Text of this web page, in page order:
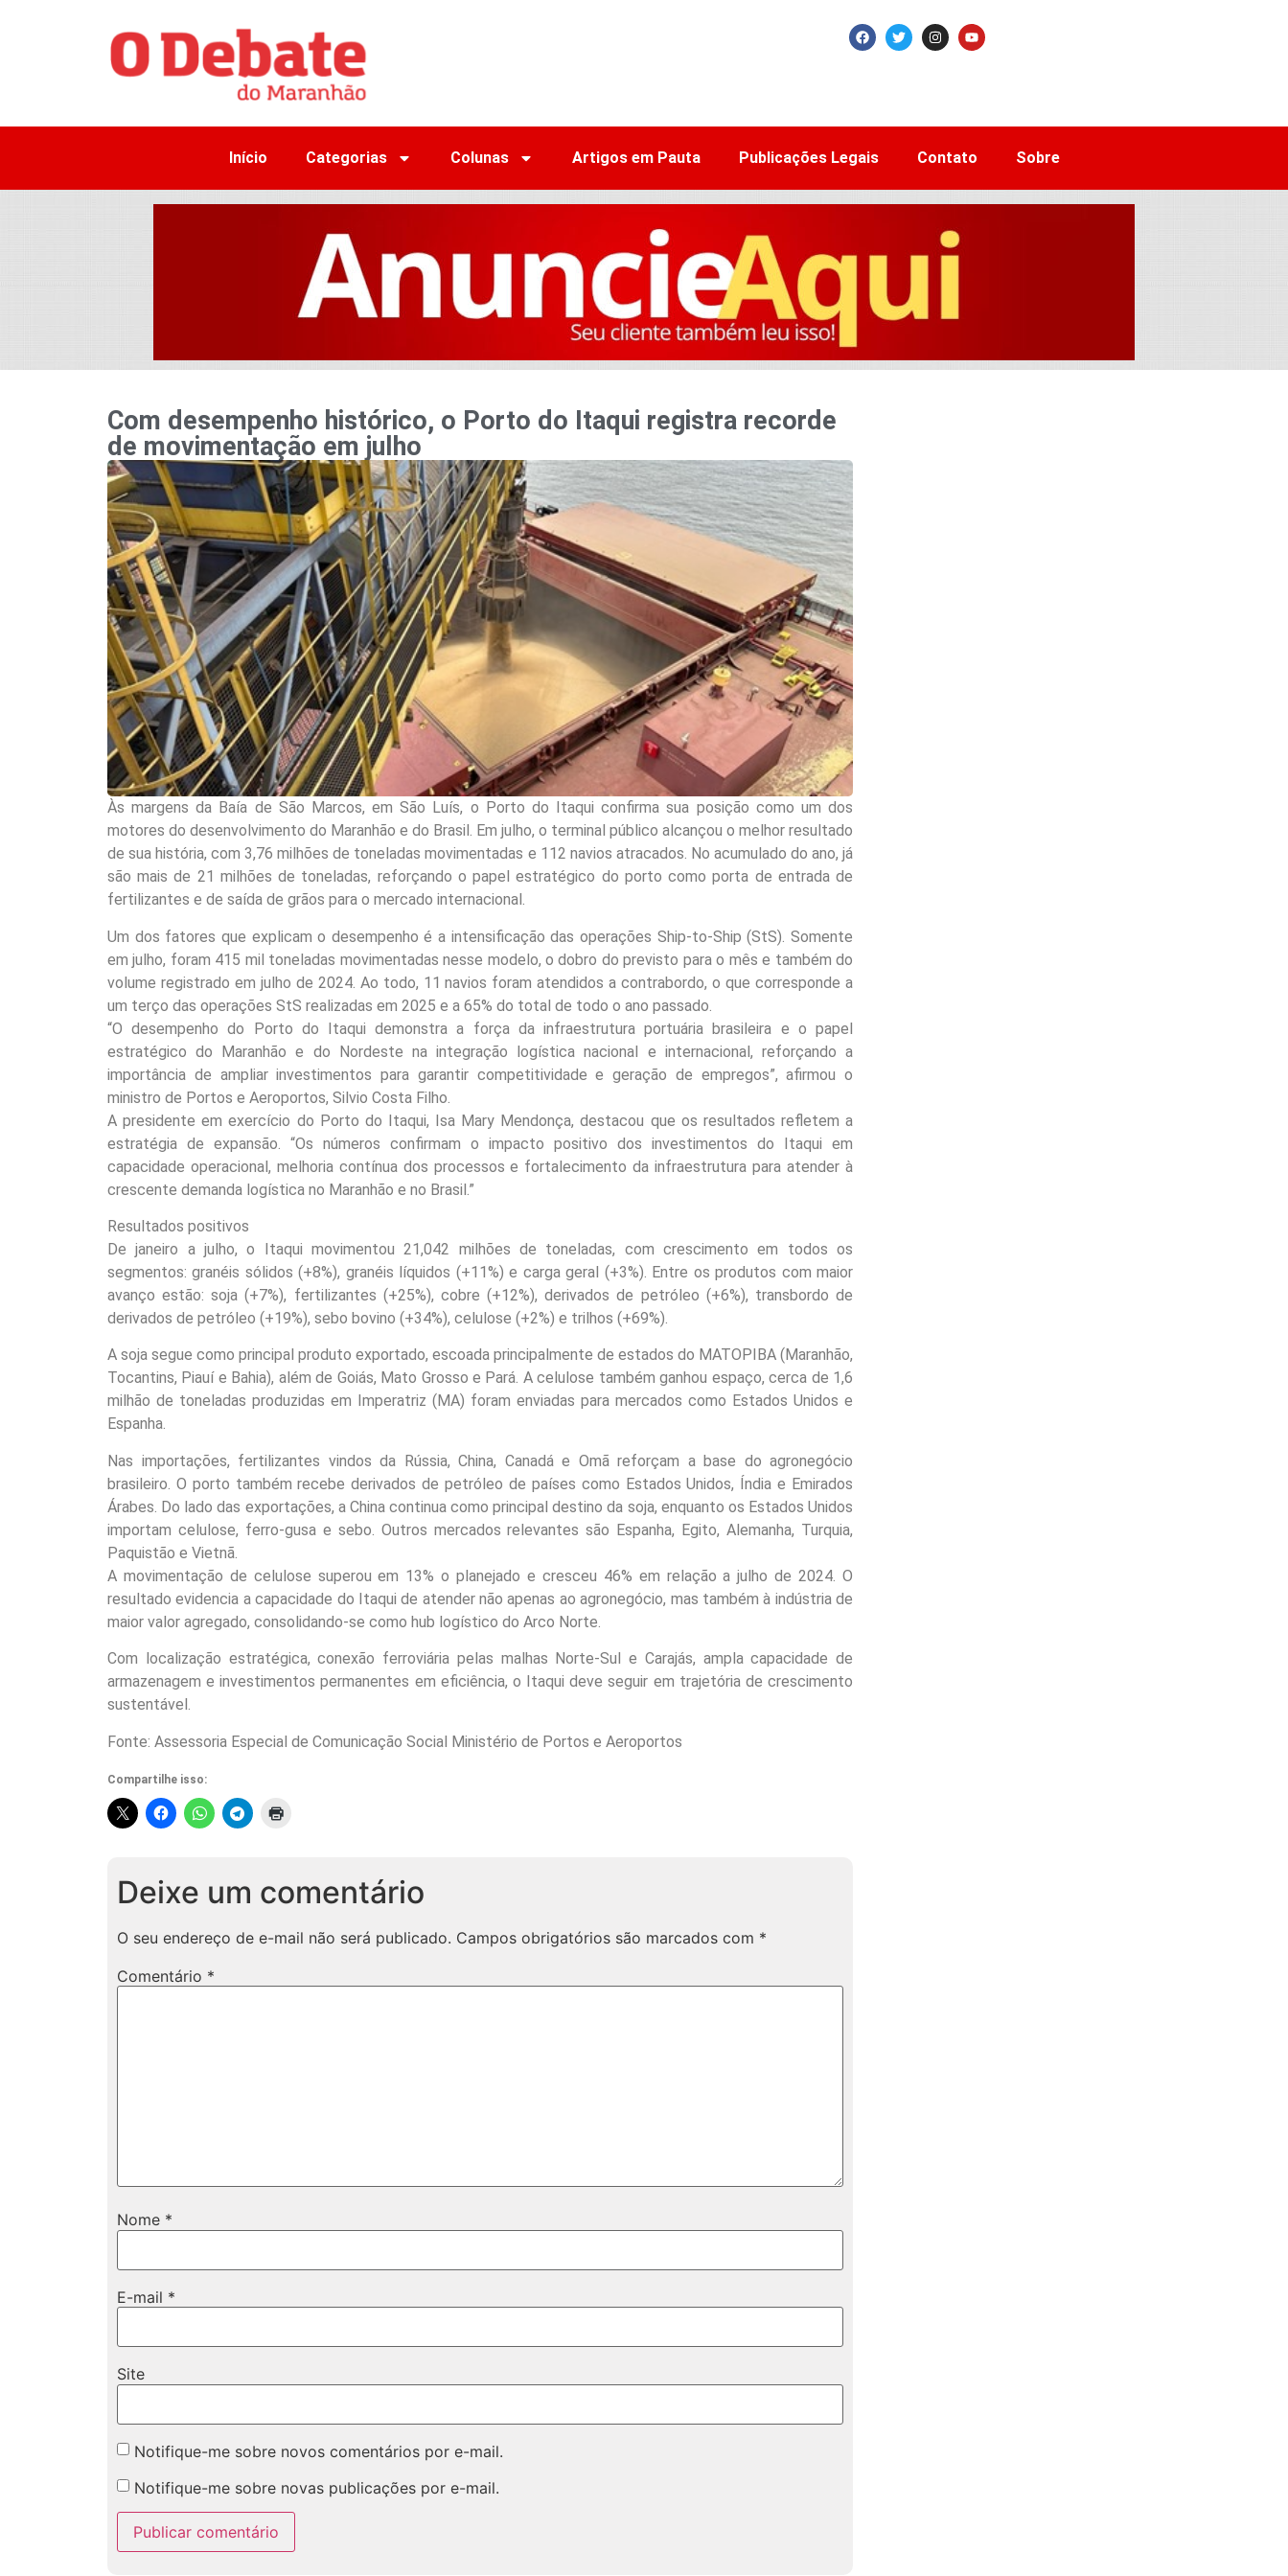
Início Categorias Colunas Artigos em Pauta Publicações Legais Contato Sobre
Com desempenho histórico, o Porto do Itaqui registra recorde
de movimentação em julho
Às margens da Baía de São Marcos, em São Luís, o Porto do Itaqui confirma sua posição como um dos
motores do desenvolvimento do Maranhão e do Brasil. Em julho, o terminal público alcançou o melhor resultado
de sua história, com 3,76 milhões de toneladas movimentadas e 112 navios atracados. No acumulado do ano, já
são mais de 21 milhões de toneladas, reforçando o papel estratégico do porto como porta de entrada de
fertilizantes e de saída de grãos para o mercado internacional.
Um dos fatores que explicam o desempenho é a intensificação das operações Ship-to-Ship (StS). Somente
em julho, foram 415 mil toneladas movimentadas nesse modelo, o dobro do previsto para o mês e também do
volume registrado em julho de 2024. Ao todo, 11 navios foram atendidos a contrabordo, o que corresponde a
um terço das operações StS realizadas em 2025 e a 65% do total de todo o ano passado.
“O desempenho do Porto do Itaqui demonstra a força da infraestrutura portuária brasileira e o papel
estratégico do Maranhão e do Nordeste na integração logística nacional e internacional, reforçando a
importância de ampliar investimentos para garantir competitividade e geração de empregos”, afirmou o
ministro de Portos e Aeroportos, Silvio Costa Filho.
A presidente em exercício do Porto do Itaqui, Isa Mary Mendonça, destacou que os resultados refletem a
estratégia de expansão. “Os números confirmam o impacto positivo dos investimentos do Itaqui em
capacidade operacional, melhoria contínua dos processos e fortalecimento da infraestrutura para atender à
crescente demanda logística no Maranhão e no Brasil.”
Resultados positivos
De janeiro a julho, o Itaqui movimentou 21,042 milhões de toneladas, com crescimento em todos os
segmentos: granéis sólidos (+8%), granéis líquidos (+11%) e carga geral (+3%). Entre os produtos com maior
avanço estão: soja (+7%), fertilizantes (+25%), cobre (+12%), derivados de petróleo (+6%), transbordo de
derivados de petróleo (+19%), sebo bovino (+34%), celulose (+2%) e trilhos (+69%).
A soja segue como principal produto exportado, escoada principalmente de estados do MATOPIBA (Maranhão,
Tocantins, Piauí e Bahia), além de Goiás, Mato Grosso e Pará. A celulose também ganhou espaço, cerca de 1,6
milhão de toneladas produzidas em Imperatriz (MA) foram enviadas para mercados como Estados Unidos e
Espanha.
Nas importações, fertilizantes vindos da Rússia, China, Canadá e Omã reforçam a base do agronegócio
brasileiro. O porto também recebe derivados de petróleo de países como Estados Unidos, Índia e Emirados
Árabes. Do lado das exportações, a China continua como principal destino da soja, enquanto os Estados Unidos
importam celulose, ferro-gusa e sebo. Outros mercados relevantes são Espanha, Egito, Alemanha, Turquia,
Paquistão e Vietnã.
A movimentação de celulose superou em 13% o planejado e cresceu 46% em relação a julho de 2024. O
resultado evidencia a capacidade do Itaqui de atender não apenas ao agronegócio, mas também à indústria de
maior valor agregado, consolidando-se como hub logístico do Arco Norte.
Com localização estratégica, conexão ferroviária pelas malhas Norte-Sul e Carajás, ampla capacidade de
armazenagem e investimentos permanentes em eficiência, o Itaqui deve seguir em trajetória de crescimento
sustentável.
Fonte: Assessoria Especial de Comunicação Social Ministério de Portos e Aeroportos
Compartilhe isso:
Deixe um comentário
O seu endereço de e-mail não será publicado. Campos obrigatórios são marcados com *
Comentário *
Nome *
E-mail *
Site
Notifique-me sobre novos comentários por e-mail.
Notifique-me sobre novas publicações por e-mail.